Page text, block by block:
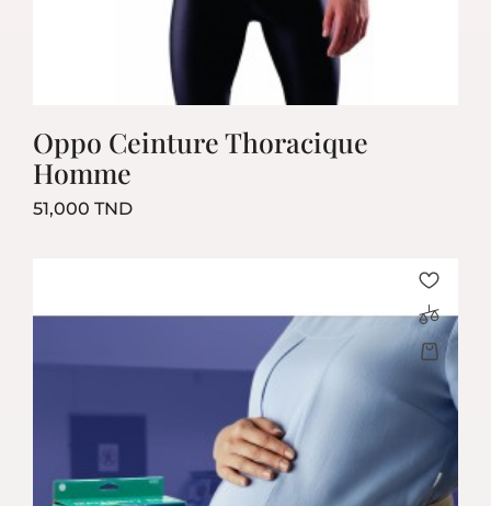
Oppo Ceinture Thoracique
Homme
51,000 TNDPrix